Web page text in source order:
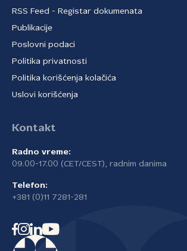
RSS Feed - Registar dokumenata
Publikacije
Poslovni podaci
Politika privatnosti
Politika korišćenja kolačića
Uslovi korišćenja
Kontakt
Radno vreme:
09.00-17.00 (CET/CEST), radnim danima
Telefon:
+381 (0)11 7281-281